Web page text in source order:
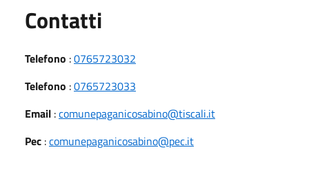
Contatti
Telefono :0765723032
Telefono :0765723033
Email :comunepaganicosabino@tiscali.it
Pec :comunepaganicosabino@pec.it